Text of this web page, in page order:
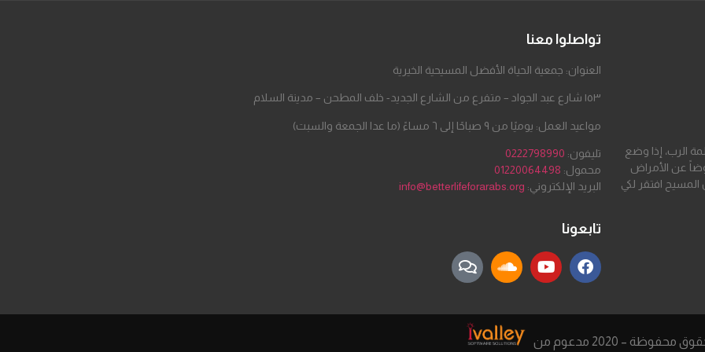
الرب، إذا وضع
عن الأمراض
المسيح افتقر لكي
تواصلوا معنا
العنوان: جمعية الحياة الأفضل المسيحية الخيرية
١٥٣ شارع عبد الجواد – متفرع من الشارع الجديد- خلف المطحن – مدينة السلام
مواعيد العمل: يوميًا من ٩ صباحًا إلى ٦ مساءً (ما عدا الجمعة والسبت)
تليفون: 0222798990
محمول: 01220064498
البريد الإلكتروني: info@betterlifeforarabs.org
تابعونا
– 2020 مدعوم من